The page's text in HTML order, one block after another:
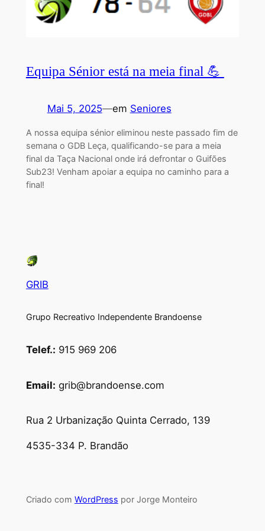
Equipa Sénior está na meia final 💪
Mai 5, 2025—em Seniores
A nossa equipa sénior eliminou neste passado fim de
semana o GDB Leça, qualificando-se para a meia
final da Taça Nacional onde irá defrontar o Guifões
Sub23! Venham apoiar a equipa no caminho para a
final!
GRIB
Grupo Recreativo Independente Brandoense
Telef.: 915 969 206
Email: grib@brandoense.com
Rua 2 Urbanização Quinta Cerrado, 139
4535-334 P. Brandão
Criado com WordPress por Jorge Monteiro